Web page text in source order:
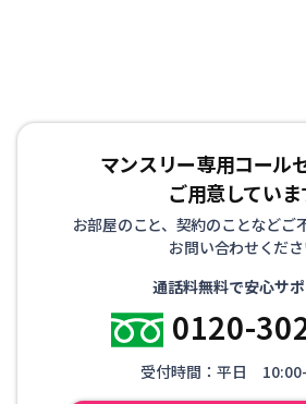
マンスリー専用コール
ご用意していま
お部屋のこと、契約のことなどご
お問い合わせくだ
通話料無料で安心サ
0120-
受付時間：平日